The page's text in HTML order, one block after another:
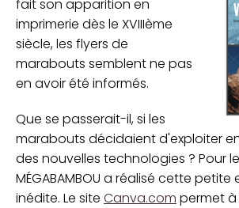
fait son apparition en
imprimerie dès le XVIIIème
siècle, les flyers de
marabouts semblent ne pas
en avoir été informés.
Que se passerait-il, si les
marabouts décidaient d'exploiter
des nouvelles technologies ? Pour
MÉGABAMBOU a réalisé cette petite
inédite. Le site Canva.com permet